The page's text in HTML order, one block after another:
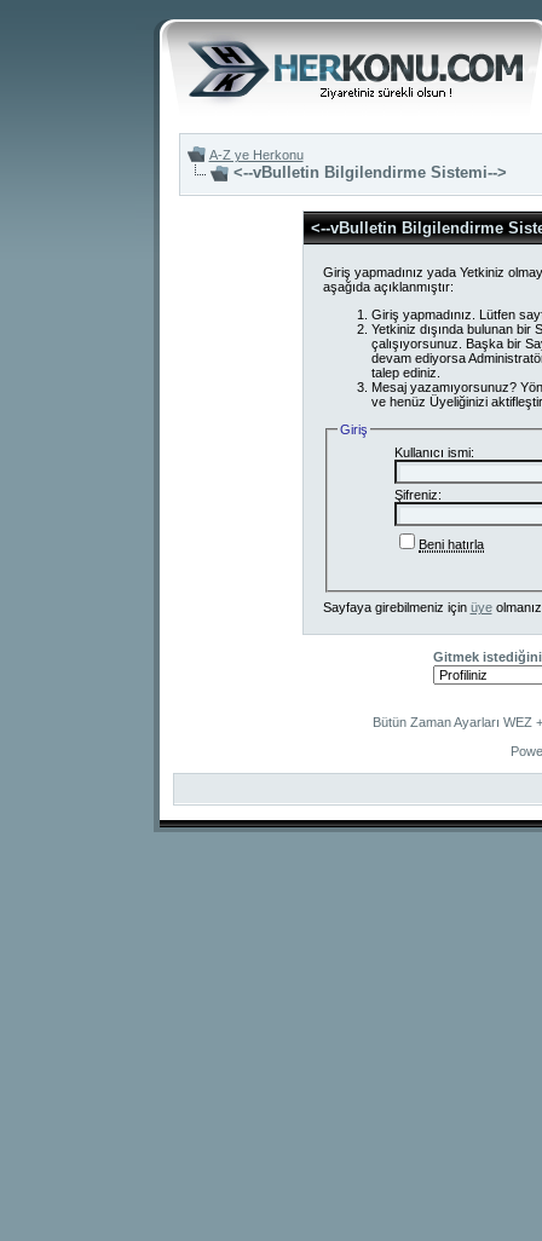
A-Z ye Herkonu
<--vBulletin Bilgilendirme Sistemi-->
<--vBulletin Bilgilendirme
Giriş yapmadınız yada Yetkiniz
aşağıda açıklanmıştır:
Giriş yapmadınız. Lütfen
Yetkiniz dışında bulunan
çalışıyorsunuz. Başka bir
devam ediyorsa
talep ediniz.
Mesaj yazamıyorsunuz?
ve henüz Üyeliğinizi
Giriş
Kullanıcı ismi:
Şifreniz:
Beni hatırla
Sayfaya girebilmeniz için üye
Gitmek
Bütün Zaman Ayarları WEZ